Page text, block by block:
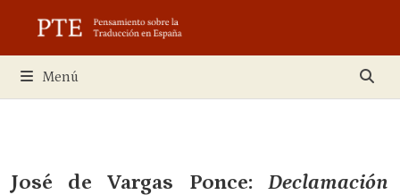
contenido
Menú
José de Vargas Ponce: Declamación